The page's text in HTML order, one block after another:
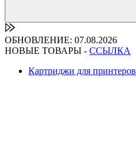
ОБНОВЛЕНИЕ: 07.08.2026
НОВЫЕ ТОВАРЫ - ССЫЛКА
Картриджи для принтеров